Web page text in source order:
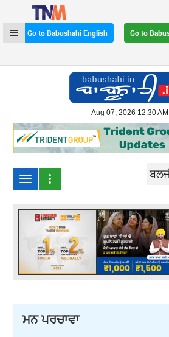
Go to Babushahi English
Go to
Aug 07, 2026 12:30
ਮਨ ਪਰਚਾਵਾ